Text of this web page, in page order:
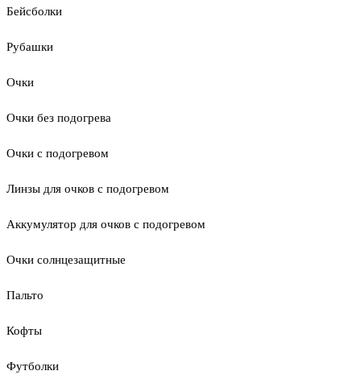
Бейсболки
Рубашки
Очки
Очки без подогрева
Очки с подогревом
Линзы для очков с подогревом
Аккумулятор для очков с подогревом
Очки солнцезащитные
Пальто
Кофты
Футболки